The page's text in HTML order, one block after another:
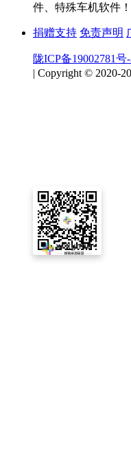
件、特殊车机软件！
捐赠支持 免责声明
陇ICP备19002781号
| Copyright © 2020-